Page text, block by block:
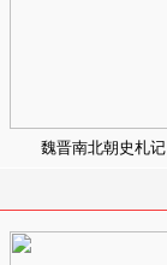
魏晋南北朝史札记